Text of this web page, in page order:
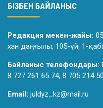
БІЗБЕН БАЙЛАНЫС
Редакция мекен-жайы:
хан даңғылы, 105-үй, 1-
Байланыс телефондары:
8 727 261 65 74, 8 705 214
Email: juldyz_kz@mail.ru